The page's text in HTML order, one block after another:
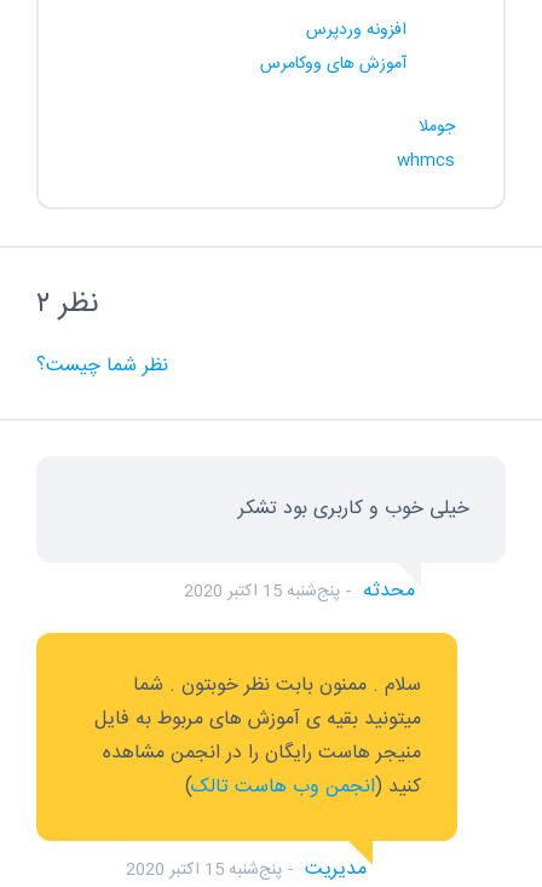
افزونه وردپرس
آموزش های ووکامرس
جوملا
whmcs
۲ نظر
نظر شما چیست؟
خیلی خوب و کاربری بود تشکر
محدثه پنج‌شنبه 15 اکتبر 2020
سلام . ممنون بابت نظر خوبتون . شما
میتونید بقیه ی آموزش های مربوط به فایل
منیجر هاست رایگان را در انجمن مشاهده
کنید (انجمن وب هاست تالک)
مدیریت پنج‌شنبه 15 اکتبر 2020